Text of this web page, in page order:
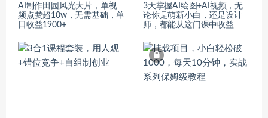
AI制作田园风光大片，单视
频点赞超10w，无需基础，单
日收益1900+
3天掌握AI绘图+AI视频，无
论你是萌新小白，还是设计
师，都能从这门课中收益